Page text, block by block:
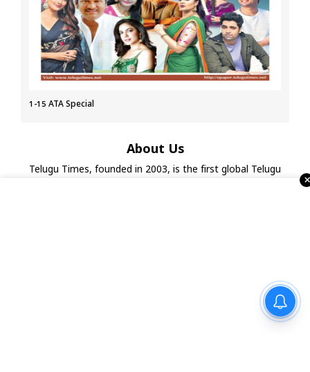
1-15 ATA Special
About Us
Telugu Times, founded in 2003, is the first global Telugu